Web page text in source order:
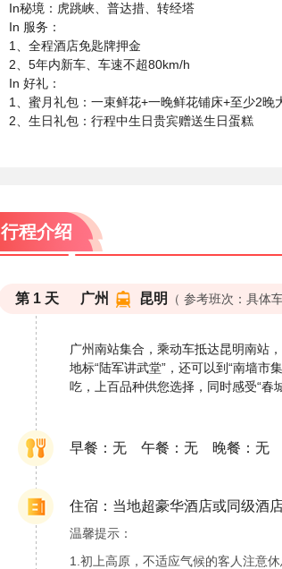
In秘境：虎跳峡、普达措、转经塔
In 服务：
1、全程酒店免匙牌押金
2、5年内新车、车速不超80km/h
In 好礼：
1、蜜月礼包：一束鲜花+一晚鲜花铺床+至少2晚
2、生日礼包：行程中生日贵宾赠送生日蛋糕
行程介绍
第 1 天 广州 昆明 （ 参考班次：具体
广州南站集合，乘动车抵达昆明南站
地标“陆军讲武堂”，还可以到“南墙
吃，上百品种供您选择，同时感受“春
早餐：无 午餐：无 晚餐：无
住宿：当地超豪华酒店或同级酒
温馨提示：
1.初上高原，不适应气候的客人注意